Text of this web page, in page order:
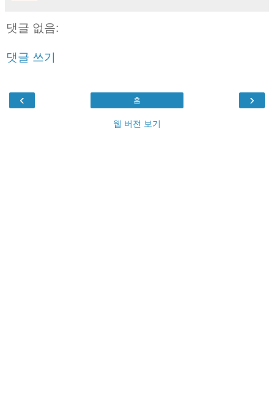
댓글 없음:
댓글 쓰기
‹ ›
홈
웹 버전 보기